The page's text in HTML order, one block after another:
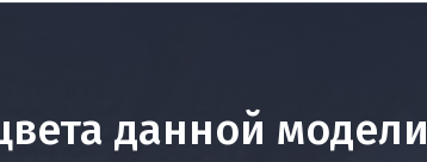
данной модели